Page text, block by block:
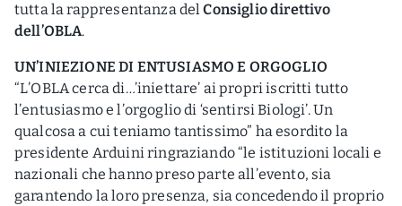
tutta la rappresentanza delConsiglio direttivo
dell’OBLA.
UN’INIEZIONE DI ENTUSIASMO E ORGOGLIO
“L’OBLA cerca di…’iniettare’ ai propri iscritti tutto
l’entusiasmo e l’orgoglio di ‘sentirsi Biologi’. Un
qualcosa a cui teniamo tantissimo” ha esordito la
presidente Arduini ringraziando “le istituzioni locali e
nazionali che hanno preso parte all’evento, sia
garantendo la loro presenza, sia concedendo il proprio